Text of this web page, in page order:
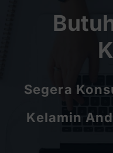
Segera
Kelamin